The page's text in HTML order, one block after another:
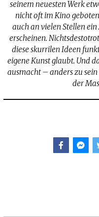
seinem neuesten Werk
nicht oft im Kino
auch an vielen Stellen
erscheinen.
diese skurrilen Ideen
eigene Kunst glaubt. Und
ausmacht – anders zu
der